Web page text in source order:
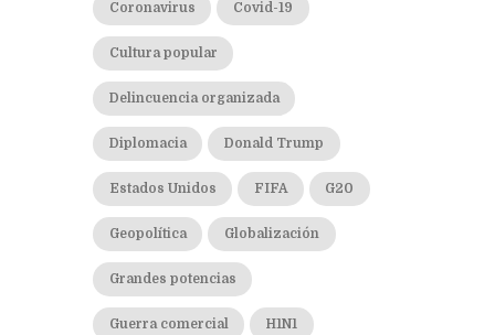
Coronavirus Covid-19
Cultura popular
Delincuencia organizada
Diplomacia Donald Trump
Estados Unidos FIFA G20
Geopolítica Globalización
Grandes potencias
Guerra comercial H1N1